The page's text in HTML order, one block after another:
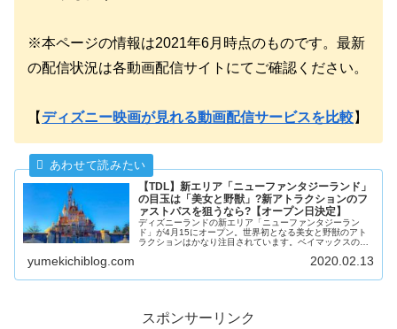
※本ページの情報は2021年6月時点のものです。最新
の配信状況は各動画配信サイトにてご確認ください。
【 ディズニー映画が見れる動画配信サービスを比較】
【TDL】新エリア「ニューファンタジーランド」
の目玉は「美女と野獣」?新アトラクションのフ
ァストパスを狙うなら?【オープン日決定】
ディズニーランドの新エリア「ニューファンタジーラン
ド」が4月15にオープン。世界初となる美女と野獣のアト
ラクションはかなり注目されています。ベイマックスの新
登場します。新エリアの場所やファストパスなど情報をま
yumekichiblog.com 2020.02.13
スポンサーリンク